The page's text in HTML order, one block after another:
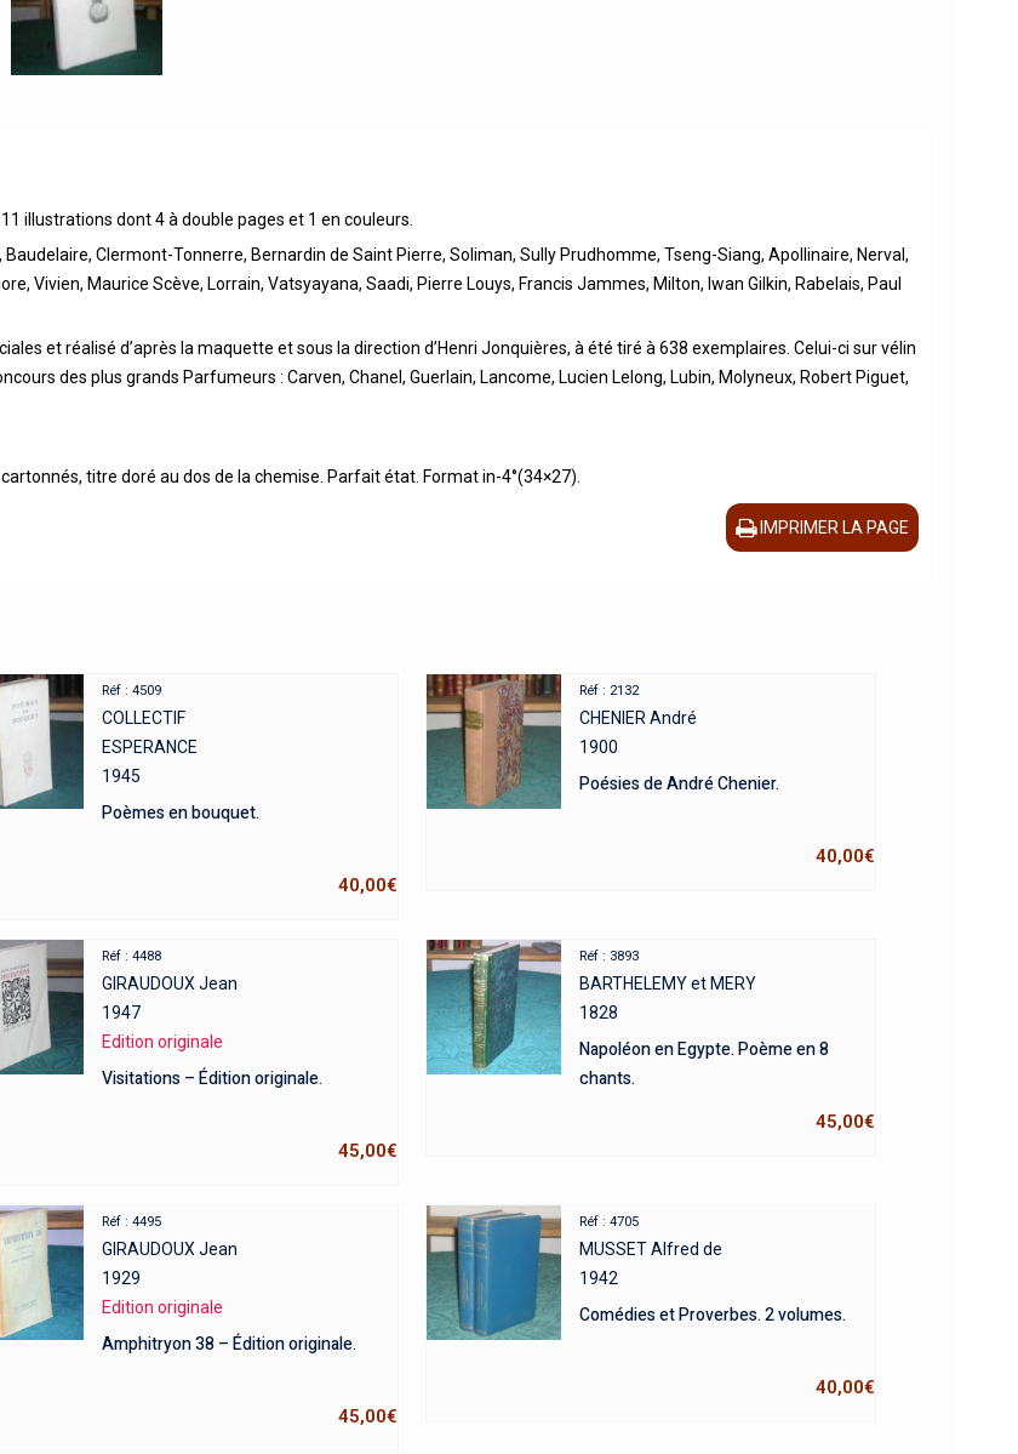
illustrations dont 4 à double pages et 1 en couleurs.
Clermont-Tonnerre, Bernardin de Saint Pierre, Soliman, Sully Prudhomme, Tseng-Siang, Apollinaire, Nerval,
Vivien, Maurice Scève, Lorrain, Vatsyayana, Saadi, Pierre Louys, Francis Jammes, Milton, Iwan Gilkin, Rabelais, Paul
et réalisé d’après la maquette et sous la direction d’Henri Jonquières, à été tiré à 638 exemplaires. Celui-ci sur vélin
des plus grands Parfumeurs : Carven, Chanel, Guerlain, Lancome, Lucien Lelong, Lubin, Molyneux, Robert Piguet,
titre doré au dos de la chemise. Parfait état. Format in-4°(34×27).
IMPRIMER LA PAGE
Réf : 4509
COLLECTIF
ESPERANCE
1945
Poèmes en bouquet.
40,00€
Réf : 2132
CHENIER André
1900
Poésies de André Chenier.
40,00€
Réf : 4488
GIRAUDOUX Jean
1947
Edition originale
Visitations – Édition originale.
45,00€
Réf : 3893
BARTHELEMY et MERY
1828
Napoléon en Egypte. Poème en 8
chants.
45,00€
Réf : 4495
GIRAUDOUX Jean
1929
Edition originale
Amphitryon 38 – Édition originale.
45,00€
Réf : 4705
MUSSET Alfred de
1942
Comédies et Proverbes. 2 volumes.
40,00€